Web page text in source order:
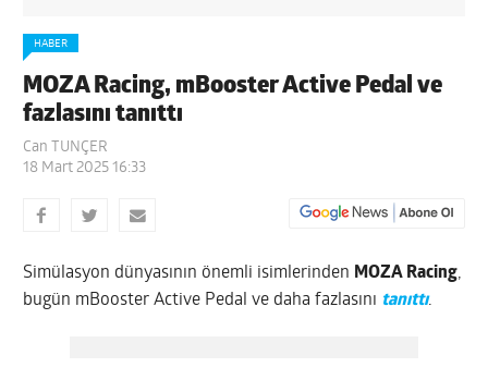
HABER
MOZA Racing, mBooster Active Pedal ve
fazlasını tanıttı
Can TUNÇER
18 Mart 2025 16:33
Simülasyon dünyasının önemli isimlerinden MOZA Racing,
bugün mBooster Active Pedal ve daha fazlasını tanıttı.